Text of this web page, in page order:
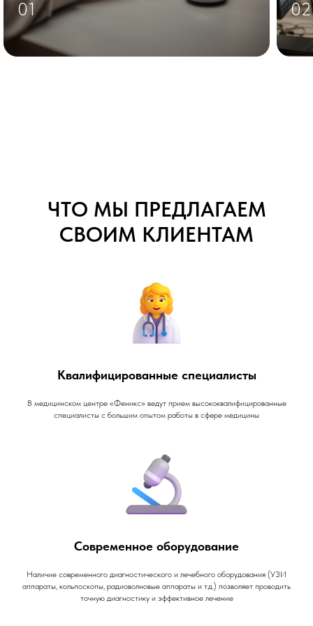
01 02
ЧТО МЫ ПРЕДЛАГАЕМ
СВОИМ КЛИЕНТАМ
Квалифицированные специалисты
В медицинском центре «Феникс» ведут прием высококвалифицированные
специалисты с большим опытом работы в сфере медицины
Современное оборудование
Наличие современного диагностического и лечебного оборудования (УЗИ
аппараты, кольпоскопы, радиоволновые аппараты и т.д.) позволяет проводить
точную диагностику и эффективное лечение